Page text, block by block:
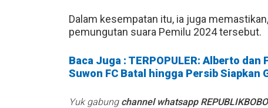
Dalam kesempatan itu, ia juga
pemungutan suara Pemilu 2024 tersebut.
Baca Juga : TERPOPULER: Alberto
Suwon FC Batal hingga Persib Siapkan
Yuk gabung channel whatsapp